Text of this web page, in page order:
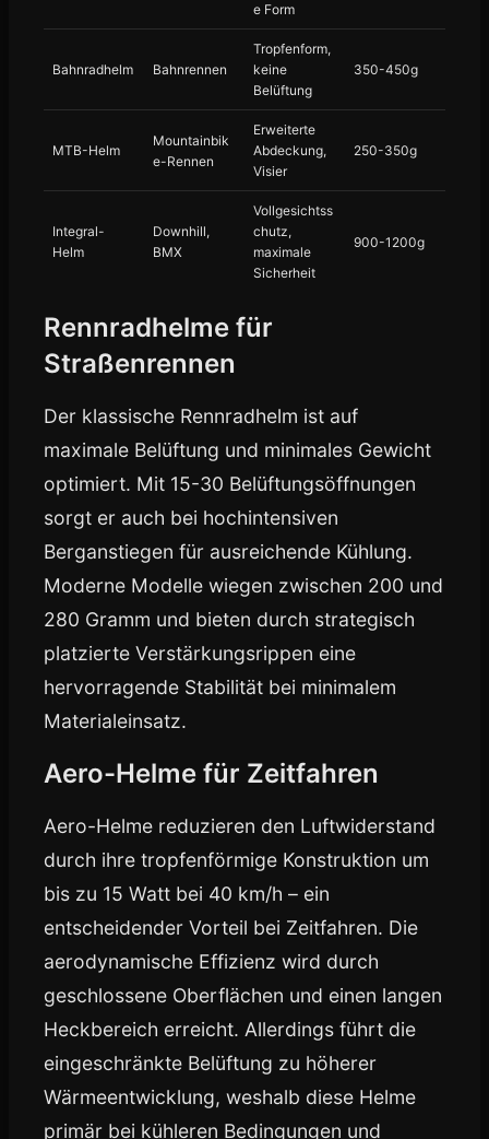
e Form
Bahnradhelm Bahnrennen
Tropfenform,
keine
Belüftung
350-450g
MTB-Helm
Mountainbik
e-Rennen
Erweiterte
Abdeckung,
Visier
250-350g
Integral-
Helm
Downhill,
BMX
Vollgesichtss
chutz,
maximale
Sicherheit
900-1200g
Rennradhelme für
Straßenrennen
Der klassische Rennradhelm ist auf
maximale Belüftung und minimales Gewicht
optimiert. Mit 15-30 Belüftungsöffnungen
sorgt er auch bei hochintensiven
Berganstiegen für ausreichende Kühlung.
Moderne Modelle wiegen zwischen 200 und
280 Gramm und bieten durch strategisch
platzierte Verstärkungsrippen eine
hervorragende Stabilität bei minimalem
Materialeinsatz.
Aero-Helme für Zeitfahren
Aero-Helme reduzieren den Luftwiderstand
durch ihre tropfenförmige Konstruktion um
bis zu 15 Watt bei 40 km/h – ein
entscheidender Vorteil bei Zeitfahren. Die
aerodynamische Effizienz wird durch
geschlossene Oberflächen und einen langen
Heckbereich erreicht. Allerdings führt die
eingeschränkte Belüftung zu höherer
Wärmeentwicklung, weshalb diese Helme
primär bei kühleren Bedingungen und